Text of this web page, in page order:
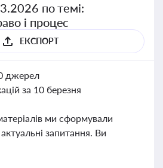
по темі:
і процес
ЕКСПОРТ
джерел
за 10 березня
ми сформували
актуальні запитання. Ви